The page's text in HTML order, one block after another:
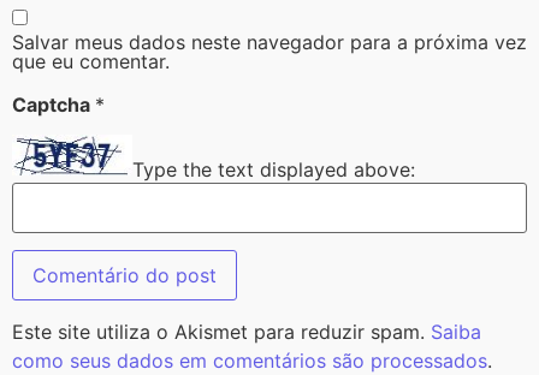
Salvar meus dados neste navegador para a próxima vez
que eu comentar.
Captcha *
Type the text displayed above:
Este site utiliza o Akismet para reduzir spam. Saiba
como seus dados em comentários são processados.